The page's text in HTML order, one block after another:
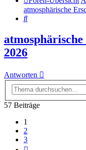
atmosphärische
Suche
2026
Antworten
57 Beiträge
1
2
3